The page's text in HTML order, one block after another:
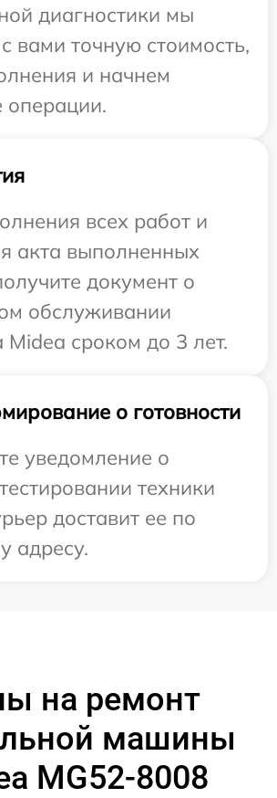
диагностики мы
вами точную стоимость,
и начнем
операции.
всех работ и
акта выполненных
документ о
обслуживании
Midea сроком до 3 лет.
о готовности
уведомление о
техники
доставит ее по
адресу.
на ремонт
машины
MG52-8008